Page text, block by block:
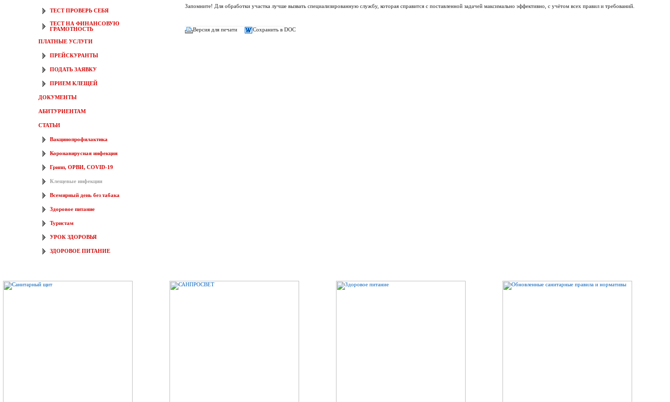
ТЕСТ ПРОВЕРЬ СЕБЯ
ТЕСТ НА ФИНАНСОВУЮ
ГРАМОТНОСТЬ
ПЛАТНЫЕ УСЛУГИ
ПРЕЙСКУРАНТЫ
ПОДАТЬ ЗАЯВКУ
ПРИЕМ КЛЕЩЕЙ
ДОКУМЕНТЫ
АБИТУРИЕНТАМ
СТАТЬИ
Вакцинопрофилактика
Коронавирусная инфекция
Грипп, ОРВИ, COVID-19
Клещевые инфекции
Всемирный день без табака
Здоровое питание
Туристам
УРОК ЗДОРОВЬЯ
ЗДОРОВОЕ ПИТАНИЕ
Запомните! Для обработки участка лучше вызвать специализированную службу, которая справится с поставленной задачей максимально эффективно, с учётом всех правил и требований.
Версия для печати Сохранить в DOC